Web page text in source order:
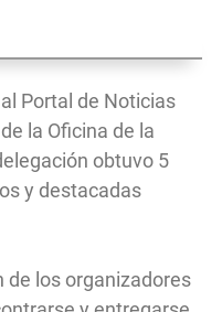
Portal de Noticias
la Oficina de la
obtuvo 5
y destacadas
de los organizadores